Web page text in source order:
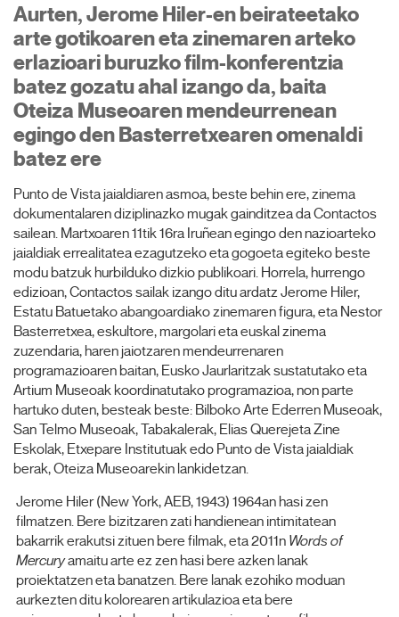
Aurten, Jerome Hiler-en beirateetako
arte gotikoaren eta zinemaren arteko
erlazioari buruzko film-konferentzia
batez gozatu ahal izango da, baita
Oteiza Museoaren mendeurrenean
egingo den Basterretxearen omenaldi
batez ere
Punto de Vista jaialdiaren asmoa, beste behin ere, zinema
dokumentalaren diziplinazko mugak gainditzea da Contactos
sailean. Martxoaren 11tik 16ra Iruñean egingo den nazioarteko
jaialdiak errealitatea ezagutzeko eta gogoeta egiteko beste
modu batzuk hurbilduko dizkio publikoari. Horrela, hurrengo
edizioan, Contactos sailak izango ditu ardatz Jerome Hiler,
Estatu Batuetako abangoardiako zinemaren figura, eta Nestor
Basterretxea, eskultore, margolari eta euskal zinema
zuzendaria, haren jaiotzaren mendeurrenaren
programazioaren baitan, Eusko Jaurlaritzak sustatutako eta
Artium Museoak koordinatutako programazioa, non parte
hartuko duten, besteak beste: Bilboko Arte Ederren Museoak,
San Telmo Museoak, Tabakalerak, Elias Querejeta Zine
Eskolak, Etxepare Institutuak edo Punto de Vista jaialdiak
berak, Oteiza Museoarekin lankidetzan.
Jerome Hiler (New York, AEB, 1943) 1964an hasi zen
filmatzen. Bere bizitzaren zati handienean intimitatean
bakarrik erakutsi zituen bere filmak, eta 2011n Words of
Mercuryamaitu arte ez zen hasi bere azken lanak
proiektatzen eta banatzen. Bere lanak ezohiko moduan
aurkezten ditu kolorearen artikulazioa eta bere